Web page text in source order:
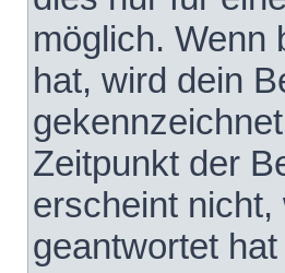
möglich. Wenn
hat, wird dein
Zeitpunkt der
erscheint
geantwortet